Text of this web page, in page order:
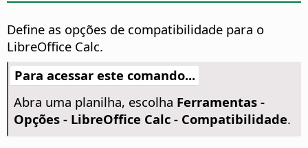
Define as opções de compatibilidade para o
LibreOffice Calc.
Para acessar este comando...
Abra uma planilha, escolha Ferramentas -
Opções- LibreOffice Calc - Compatibilidade.